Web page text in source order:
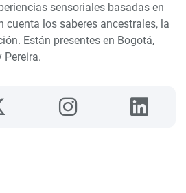
sensoriales basadas en
cuenta los saberes ancestrales, la
Están presentes en Bogotá,
Pereira.